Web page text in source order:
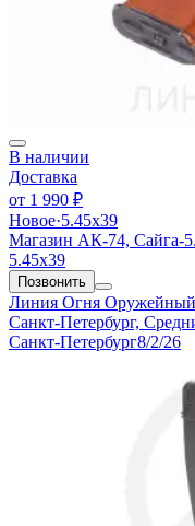
В наличии
Доставка
от 1 990 ₽
Новое·5.45х39
Магазин АК-74, Сайга-
5.45х39
Позвонить
Линия Огня Оружейный
Санкт-Петербург,
Санкт-Петербург8/2/26